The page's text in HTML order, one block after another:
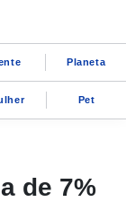
Planeta
Pet
de 7%